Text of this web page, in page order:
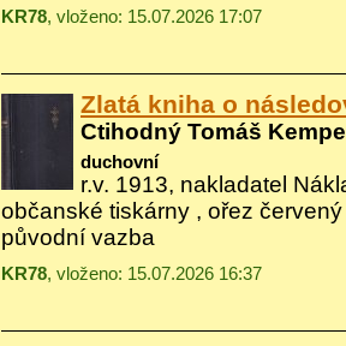
KR78, vloženo: 15.07.2026 17:07
Zlatá kniha o
Ctihodný Tomáš
duchovní
r.v. 1913, nakladatel
občanské tiskárny , ořez červený
původní vazba
KR78, vloženo: 15.07.2026 16:37